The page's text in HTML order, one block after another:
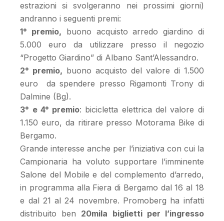
estrazioni si svolgeranno nei prossimi giorni)
andranno i seguenti premi:
1° premio, buono acquisto arredo giardino di
5.000 euro da utilizzare presso il negozio
“Progetto Giardino” di Albano Sant’Alessandro.
2° premio, buono acquisto del valore di 1.500
euro da spendere presso Rigamonti Trony di
Dalmine (Bg).
3° e 4° premio: bicicletta elettrica del valore di
1.150 euro, da ritirare presso Motorama Bike di
Bergamo.
Grande interesse anche per l’iniziativa con cui la
Campionaria ha voluto supportare l’imminente
Salone del Mobile e del complemento d’arredo,
in programma alla Fiera di Bergamo dal 16 al 18
e dal 21 al 24 novembre. Promoberg ha infatti
distribuito ben 20mila biglietti per l’ingresso